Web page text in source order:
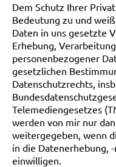
Dem Schutz Ihrer
Bedeutung zu und
Daten in uns gesetzte
Erhebung,
personenbezogener
gesetzlichen
Datenschutzrechts,
Telemediengesetzes
werden von mir nur
weitergegeben, wenn
in die Datenerhebung,
einwilligen.